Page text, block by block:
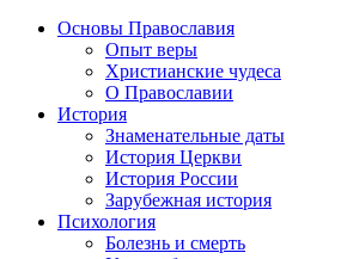
Основы Православия
Опыт веры
Христианские чудеса
О Православии
История
Знаменательные даты
История Церкви
История России
Зарубежная история
Психология
Болезнь и смерть